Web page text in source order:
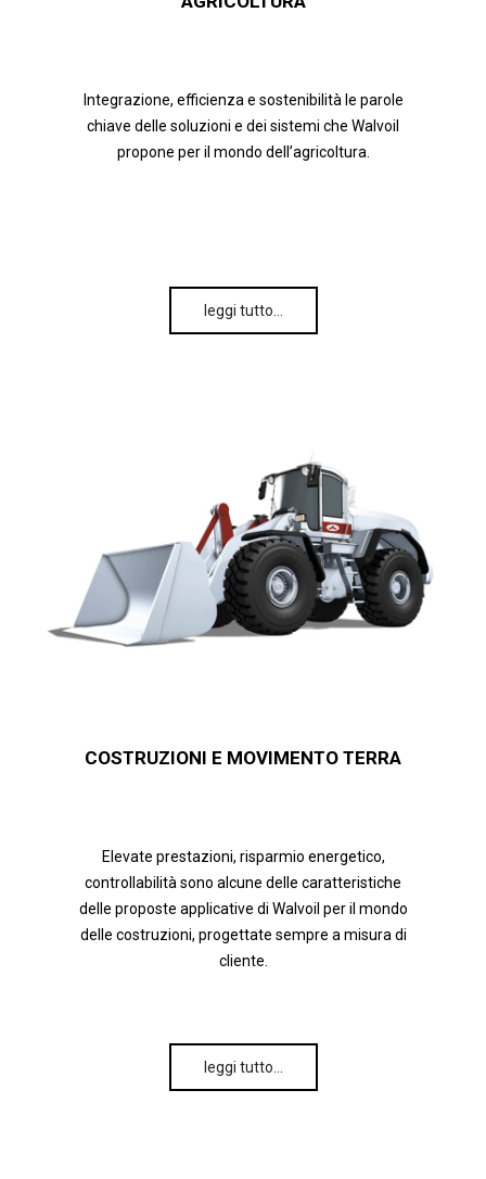
Integrazione, efficienza e sostenibilità le parole
chiave delle soluzioni e dei sistemi che Walvoil
propone per il mondo dell’agricoltura.
leggi tutto…
COSTRUZIONI E MOVIMENTO TERRA
Elevate prestazioni, risparmio energetico,
controllabilità sono alcune delle caratteristiche
delle proposte applicative di Walvoil per il mondo
delle costruzioni, progettate sempre a misura di
cliente.
leggi tutto…